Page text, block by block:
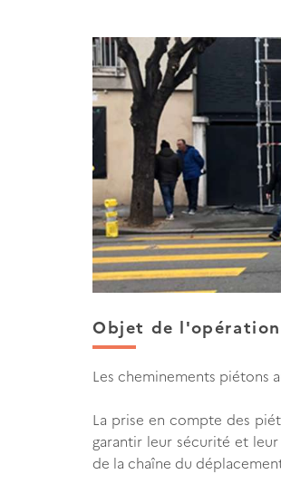
Objet de l'opération
Les cheminements piétons
La prise en compte des
garantir leur sécurité et
de la chaîne du